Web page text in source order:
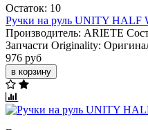
Остаток: 10
Ручки на руль UNITY HALF
Производитель: ARIETE
Запчасти Originality:
976 руб
в корзину